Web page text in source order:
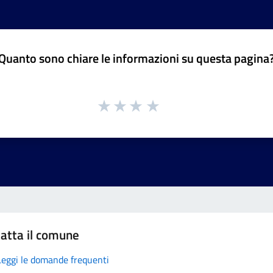
sono chiare le informazioni su questa
il comune
le domande frequenti